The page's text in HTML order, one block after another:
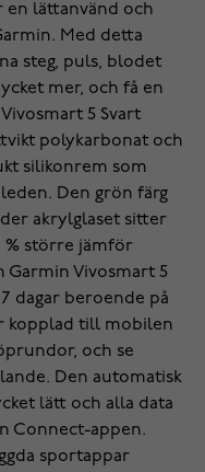
en lättanvänd och
Med detta
steg, puls, blodet
mer, och få en
5 Svart
polykarbonat och
silikonrem som
Den grön färg
akrylglaset sitter
% större jämför
Garmin Vivosmart 5
dagar beroende på
kopplad till mobilen
och se
Den automatisk
lätt och alla data
Connect-appen.
sportappar